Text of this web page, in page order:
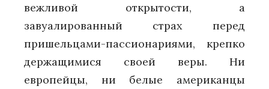
вежливой открытости, а
завуалированный страх перед
пришельцами-пассионариями, крепко
держащимися своей веры. Ни
европейцы, ни белые американцы